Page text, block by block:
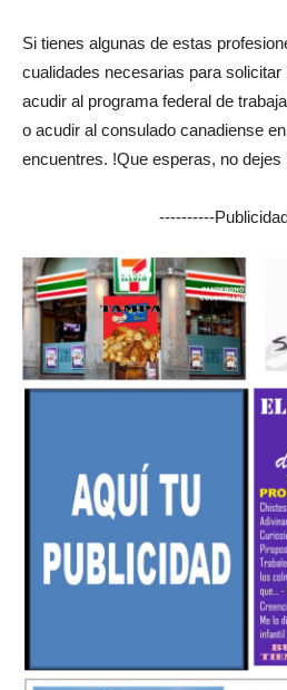
Si tienes algunas de estas
cualidades necesarias para
acudir al programa federal de
o acudir al consulado canadiense
encuentres. !Que esperas, no dejes
----------